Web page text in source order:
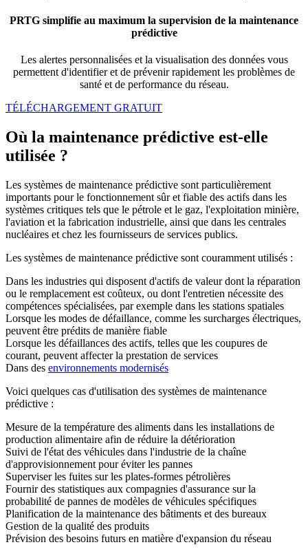
PRTG simplifie au maximum la supervision de la maintenance
prédictive
Les alertes personnalisées et la visualisation des données vous
permettent d'identifier et de prévenir rapidement les problèmes de
santé et de performance du réseau.
TÉLÉCHARGEMENT GRATUIT
Où la maintenance prédictive est-elle
utilisée ?
Les systèmes de maintenance prédictive sont particulièrement
importants pour le fonctionnement sûr et fiable des actifs dans les
systèmes critiques tels que le pétrole et le gaz, l'exploitation minière,
l'aviation et la fabrication industrielle, ainsi que dans les centrales
nucléaires et chez les fournisseurs de services publics.
Les systèmes de maintenance prédictive sont couramment utilisés :
Dans les industries qui disposent d'actifs de valeur dont la réparation
ou le remplacement est coûteux, ou dont l'entretien nécessite des
compétences spécialisées, par exemple dans les stations spatiales
Lorsque les modes de défaillance, comme les surcharges électriques,
peuvent être prédits de manière fiable
Lorsque les défaillances des actifs, telles que les coupures de
courant, peuvent affecter la prestation de services
Dans des environnements modernisés
Voici quelques cas d'utilisation des systèmes de maintenance
prédictive :
Mesure de la température des aliments dans les installations de
production alimentaire afin de réduire la détérioration
Suivi de l'état des véhicules dans l'industrie de la chaîne
d'approvisionnement pour éviter les pannes
Superviser les fuites sur les plates-formes pétrolières
Fournir des statistiques aux compagnies d'assurance sur la
probabilité de pannes de modèles de véhicules spécifiques
Planification de la maintenance des bâtiments et des bureaux
Gestion de la qualité des produits
Prévision des besoins futurs en matière d'expansion du réseau